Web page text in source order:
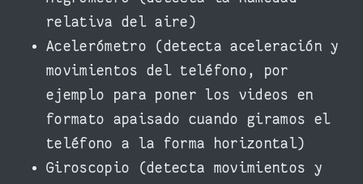
relativa del aire)
Acelerómetro (detecta aceleración y
movimientos del teléfono, por
ejemplo para poner los videos en
formato apaisado cuando giramos el
teléfono a la forma horizontal)
Giroscopio (detecta movimientos y